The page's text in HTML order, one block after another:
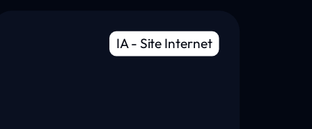
IA- Site Internet